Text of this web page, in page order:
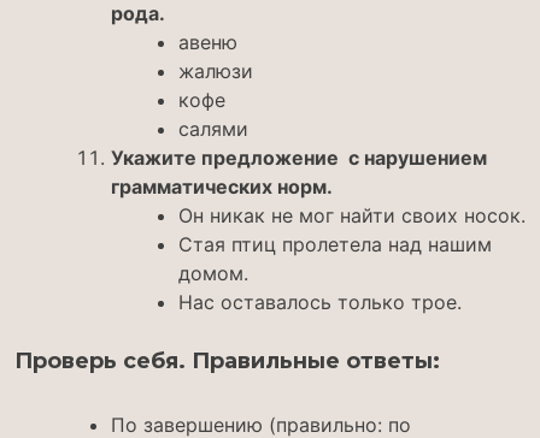
рода.
авеню
жалюзи
кофе
салями
Укажите предложение с нарушением
грамматических норм.
Он никак не мог найти своих носок.
Стая птиц пролетела над нашим
домом.
Нас оставалось только трое.
Проверь себя. Правильные ответы:
По завершению (правильно: по